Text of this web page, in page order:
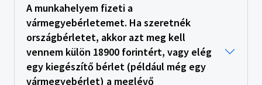
A munkahelyem fizeti a
vármegyebérletemet. Ha szeretnék
országbérletet, akkor azt meg kell
vennem külön 18900 forintért, vagy elég
egy kiegészítő bérlet (például még egy
vármegyebérlet) a meglévő